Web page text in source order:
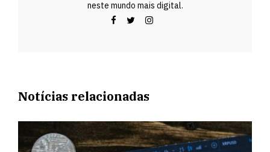
neste mundo mais digital.
Notícias relacionadas